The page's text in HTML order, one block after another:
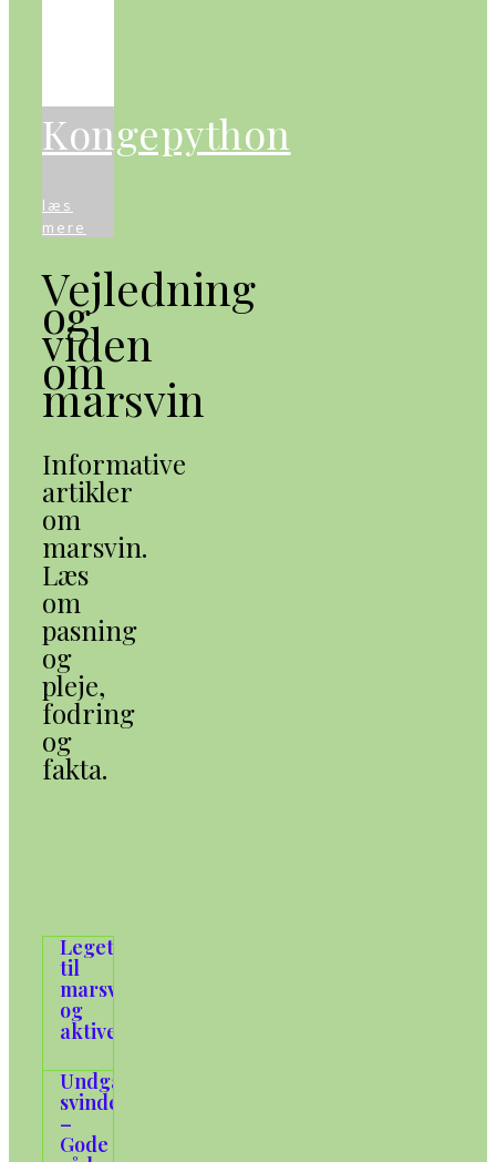
Kongepython
læs
mere
Vejledning
og
viden
om
marsvin
Informative
artikler
om
marsvin.
Læs
om
pasning
og
pleje,
fodring
og
fakta.
Legetøj
til
marsvin
og
aktivering
Undgå
svindel
–
Gode